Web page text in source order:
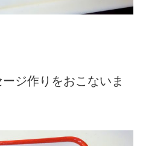
ジ作りをおこないま